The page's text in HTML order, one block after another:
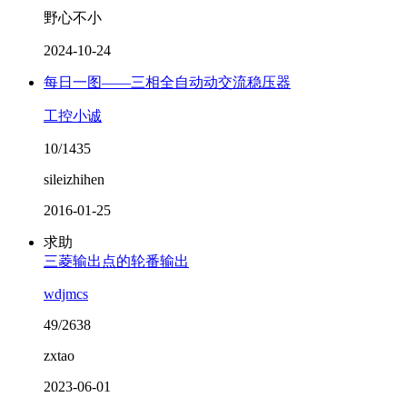
野心不小
2024-10-24
每日一图——三相全自动动交流稳压器
工控小诚
10/1435
sileizhihen
2016-01-25
求助
三菱输出点的轮番输出
wdjmcs
49/2638
zxtao
2023-06-01